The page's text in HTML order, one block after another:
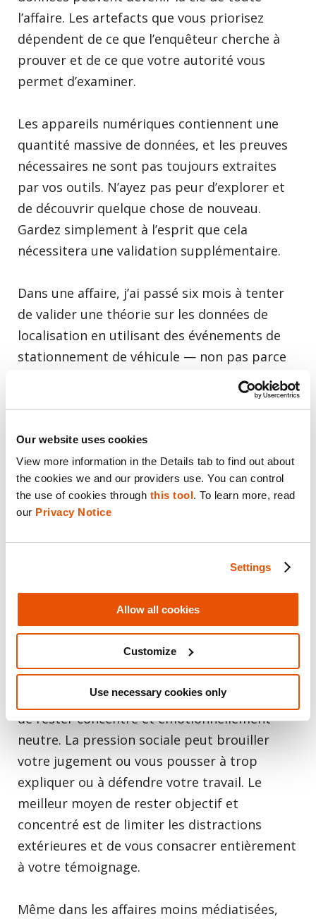
Our website uses cookies
View more information in the Details tab to find out about
the cookies we and our providers use. You can control
the use of cookies through this tool. To learn more, read
our Privacy Notice
Settings
Allow all cookies
Customize
Use necessary cookies only
l’affaire. Les artefacts que vous priorisez
dépendent de ce que l’enquêteur cherche à
prouver et de ce que votre autorité vous
permet d’examiner.
Les appareils numériques contiennent une
quantité massive de données, et les preuves
nécessaires ne sont pas toujours extraites
par vos outils. N’ayez pas peur d’explorer et
de découvrir quelque chose de nouveau.
Gardez simplement à l’esprit que cela
nécessitera une validation supplémentaire.
Dans une affaire, j’ai passé six mois à tenter
de valider une théorie sur les données de
localisation en utilisant des événements de
stationnement de véhicule — non pas parce
que c’était standard, mais parce que c’était
5.Faites abstraction du bruit
Les affaires très médiatisées génèrent de la
peuvent peser lourd. Ma stratégie :
déconnecter. Avant de témoigner, je coupe X
(anciennement Twitter), j’ignore les
discussions sur Reddit et j’évite toute
couverture médiatique.
Ce n’est pas de l’ignorance, c’est une manière
de rester concentré et émotionnellement
neutre. La pression sociale peut brouiller
votre jugement ou vous pousser à trop
expliquer ou à défendre votre travail. Le
meilleur moyen de rester objectif et
concentré est de limiter les distractions
extérieures et de vous consacrer entièrement
à votre témoignage.
Même dans les affaires moins médiatisées,